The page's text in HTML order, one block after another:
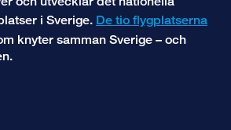
i Sverige. De tio flygplatserna
knyter samman Sverige – och